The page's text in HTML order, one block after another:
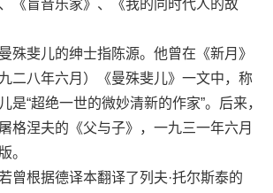
《盲音乐家》、《我的同时代人的故
斐儿的绅士指陈源。他曾在《新月》
二八年六月）《曼殊斐儿》一文中，称
是“超绝一世的微妙清新的作家”。后来，
格涅夫的《父与子》，一九三一年六月
。
根据德译本翻译了列夫·托尔斯泰的